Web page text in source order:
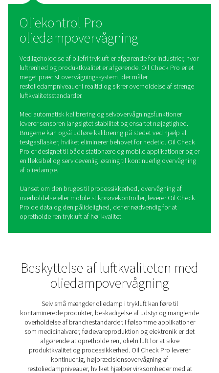
Oliekontrol Pro
oliedampovervågning
Vedligeholdelse af oliefri trykluft er afgørende for
luftrenhed og produktkvalitet er afgørende. Oil Check
meget præcist overvågningssystem, der måler
restoliedampniveauer i realtid og sikrer overholdelse af
luftkvalitetsstandarder.